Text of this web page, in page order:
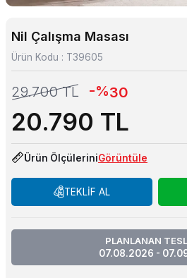
Nil Çalışma Masası
Ürün Kodu : T39605
29.700TL -%30
20.790 TL
Ürün ÖlçüleriniGörüntüle
TEKLİF AL
PLANLANAN
07.08.2026 -